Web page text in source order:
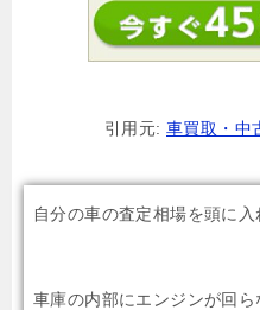
引用元: 車買取・中
自分の車の査定相場を頭に
車庫の内部にエンジンが回